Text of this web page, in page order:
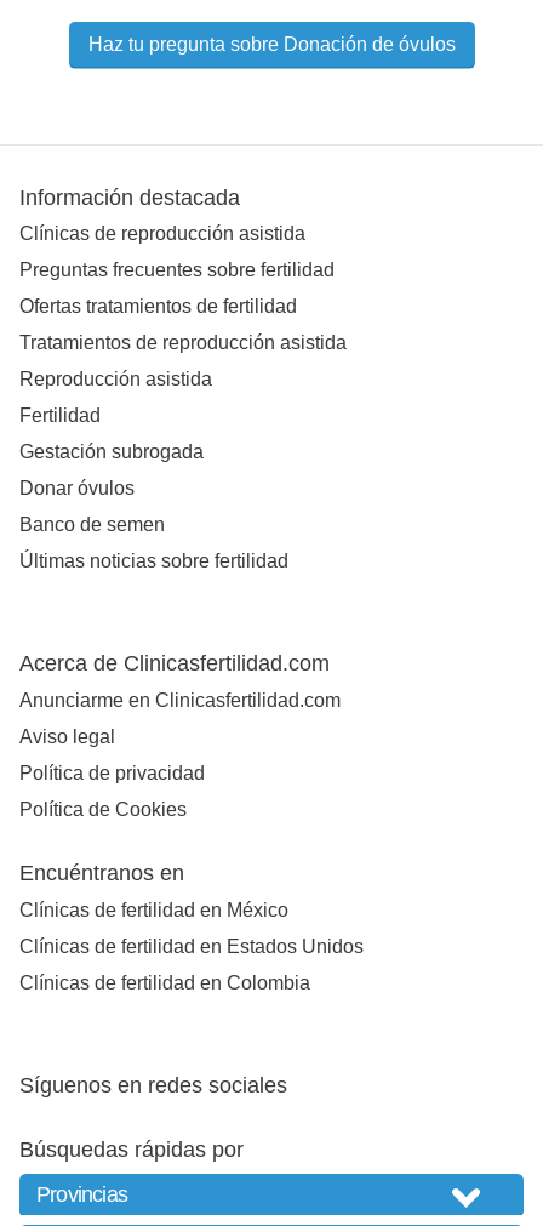
Haz tu pregunta sobre Donación de óvulos
Información destacada
Clínicas de reproducción asistida
Preguntas frecuentes sobre fertilidad
Ofertas tratamientos de fertilidad
Tratamientos de reproducción asistida
Reproducción asistida
Fertilidad
Gestación subrogada
Donar óvulos
Banco de semen
Últimas noticias sobre fertilidad
Acerca de Clinicasfertilidad.com
Anunciarme en Clinicasfertilidad.com
Aviso legal
Política de privacidad
Política de Cookies
Encuéntranos en
Clínicas de fertilidad en México
Clínicas de fertilidad en Estados Unidos
Clínicas de fertilidad en Colombia
Síguenos en redes sociales
Búsquedas rápidas por